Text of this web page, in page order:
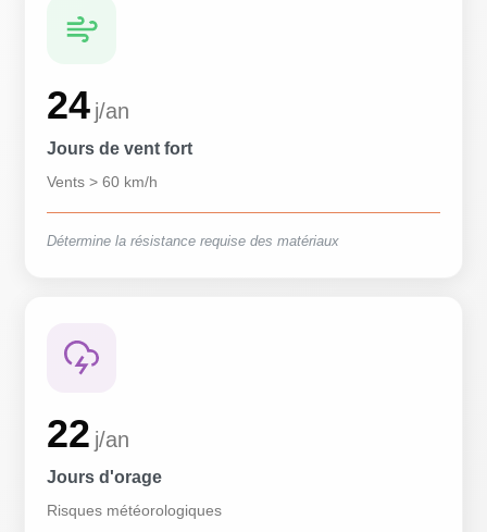
24 j/an
Jours de vent fort
Vents > 60 km/h
Détermine la résistance requise des matériaux
22 j/an
Jours d'orage
Risques météorologiques